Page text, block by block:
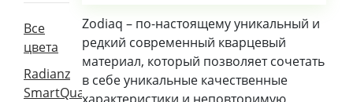
Все
цвета
Radianz
SmartQuartz
Zodiaq – по-настоящему уникальный и
редкий современный кварцевый
материал, который позволяет сочетать
в себе уникальные качественные